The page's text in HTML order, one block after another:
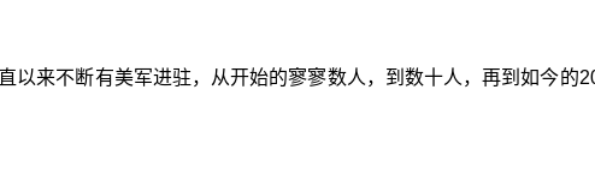
以来不断有美军进驻，从开始的寥寥数人，到数十人，再到如今的